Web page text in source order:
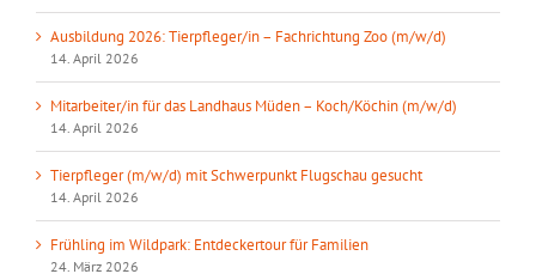
Ausbildung 2026: Tierpfleger/in – Fachrichtung Zoo (m/w/d)
14. April 2026
Mitarbeiter/in für das Landhaus Müden – Koch/Köchin (m/w/d)
14. April 2026
Tierpfleger (m/w/d) mit Schwerpunkt Flugschau gesucht
14. April 2026
Frühling im Wildpark: Entdeckertour für Familien
24. März 2026